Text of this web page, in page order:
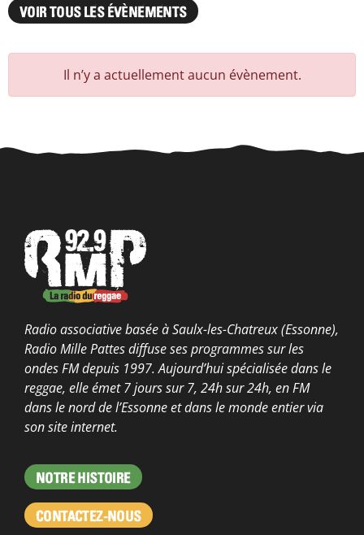
VOIR TOUS LES ÉVÈNEMENTS
Il n’y a actuellement aucun évènement.
Radio associative basée à Saulx-les-Chatreux (Essonne),
Radio Mille Pattes diffuse ses programmes sur les
ondes FM depuis 1997. Aujourd’hui spécialisée dans le
reggae, elle émet 7 jours sur 7, 24h sur 24h, en FM
dans le nord de l’Essonne et dans le monde entier via
son site internet.
NOTRE HISTOIRE
CONTACTEZ-NOUS